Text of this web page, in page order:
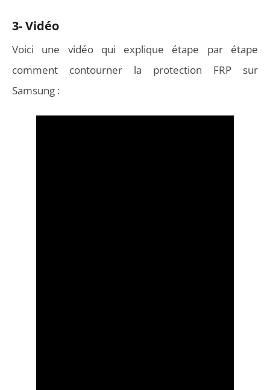
3- Vidéo
Voici une vidéo qui explique étape par étape
comment contourner la protection FRP sur
Samsung :